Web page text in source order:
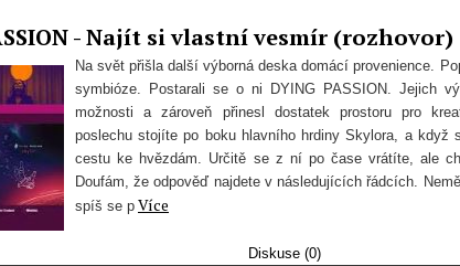
- Najít si vlastní vesmír (rozhovor)
Na svět přišla další výborná deska domácí provenience.
symbióze. Postarali se o ni DYING PASSION. Jejich
možnosti a zároveň přinesl dostatek prostoru pro
poslechu stojíte po boku hlavního hrdiny Skylora, a když
cestu ke hvězdám. Určitě se z ní po čase vrátíte, ale
Doufám, že odpověď najdete v následujících řádcích.
spíš se p Více
Diskuse (0)